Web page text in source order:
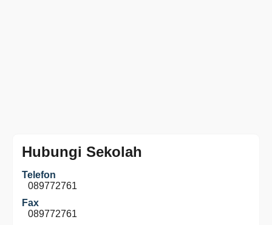
Hubungi Sekolah
Telefon
089772761
Fax
089772761